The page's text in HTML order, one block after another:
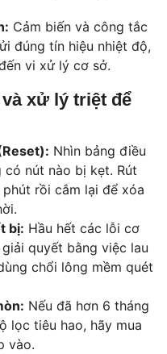
Cảm biến và công tắc
đúng tín hiệu nhiệt độ,
vi xử lý cơ sở.
xử lý triệt để
Nhìn bảng điều
có nút nào bị kẹt. Rút
rồi cắm lại để xóa
bị: Hầu hết các lỗi cơ
quyết bằng việc lau
chổi lông mềm quét
Nếu đã hơn 6 tháng
lọc tiêu hao, hãy mua
vào.